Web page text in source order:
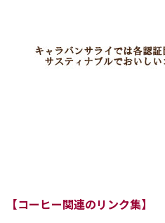
【コーヒー関連のリンク集】